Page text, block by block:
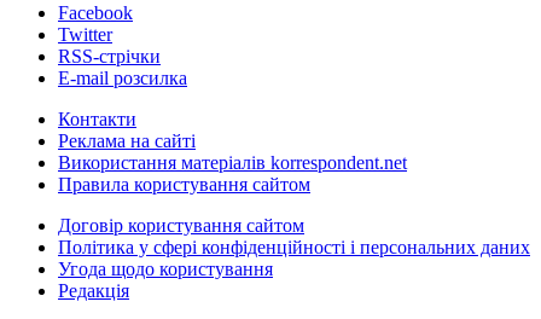
Facebook
Twitter
RSS-стрічки
E-mail розсилка
Контакти
Реклама на сайті
Використання матеріалів korrespondent.net
Правила користування сайтом
Договір користування сайтом
Політика у сфері конфіденційності і персональних даних
Угода щодо користування
Редакція